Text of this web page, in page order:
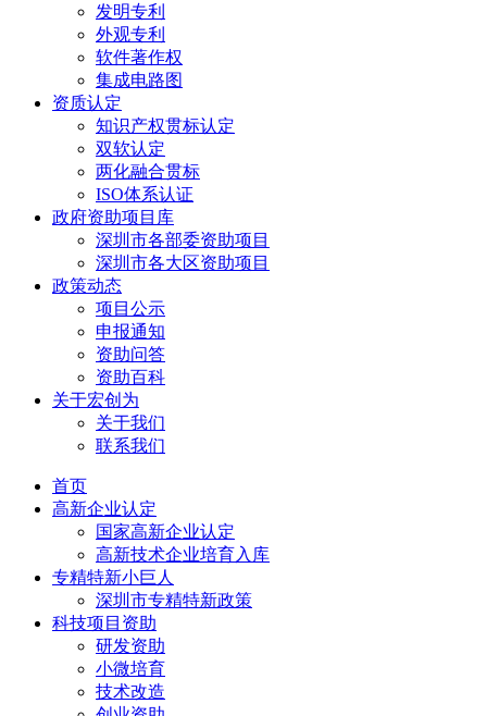
发明专利
外观专利
软件著作权
集成电路图
资质认定
知识产权贯标认定
双软认定
两化融合贯标
ISO体系认证
政府资助项目库
深圳市各部委资助项目
深圳市各大区资助项目
政策动态
项目公示
申报通知
资助问答
资助百科
关于宏创为
关于我们
联系我们
首页
高新企业认定
国家高新企业认定
高新技术企业培育入库
专精特新小巨人
深圳市专精特新政策
科技项目资助
研发资助
小微培育
技术改造